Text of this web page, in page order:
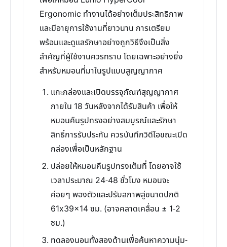
Ergonomic ทำงานได้อย่างเต็มประสิทธิภาพ
และมีอายุการใช้งานที่ยาวนาน การเตรียม
พร้อมและดูแลรักษาอย่างถูกวิธีจึงเป็นสิ่ง
สำคัญที่ผู้ใช้งานควรทราบ โดยเฉพาะอย่างยิ่ง
สำหรับหมอนที่มาในรูปแบบสูญญากาศ
แกะกล่องและเปิดบรรจุภัณฑ์สุญญากาศ
ภายใน 18 วันหลังจากได้รับสินค้า เพื่อให้
หมอนคืนรูปทรงอย่างสมบูรณ์และรักษา
สิทธิ์การรับประกัน ควรบันทึกวิดีโอขณะเปิด
กล่องเพื่อเป็นหลักฐาน
ปล่อยให้หมอนคืนรูปทรงเต็มที่ โดยอาจใช้
เวลาประมาณ 24-48 ชั่วโมง หมอนจะ
ค่อยๆ พองตัวและปรับสภาพสู่ขนาดปกติ
61x39x14 ซม. (อาจคลาดเคลื่อน ± 1-2
ซม.)
ทดลองนอนทั้งสองด้านเพื่อค้นหาความนุ่ม-